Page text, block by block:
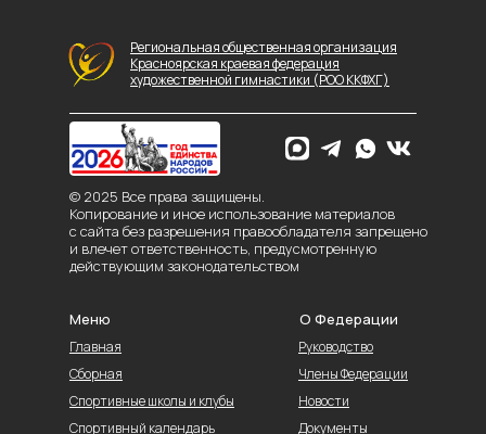
Региональная общественная организация
Красноярская краевая федерация
художественной гимнастики (РОО ККФХГ)
© 2025 Все права защищены.
Копирование и иное использование материалов
с сайта без разрешения правообладателя запрещено
и влечет ответственность, предусмотренную
действующим законодательством
Меню
Главная
Сборная
Спортивные школы и клубы
Спортивный календарь
Новости
Документы
Члены Федерации
Руководство
О Федерации